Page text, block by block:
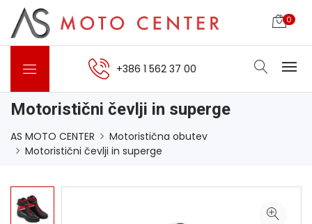
0
+386 1 562 37 00
Motoristični čevlji in superge
AS MOTO CENTER
Motoristična obutev
Motoristični čevlji in superge